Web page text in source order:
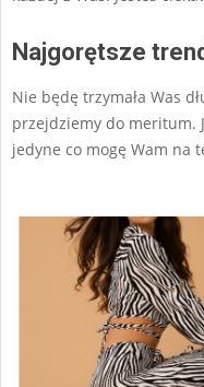
Najgorętsze
Nie będę trzymała Was
przejdziemy do meritum.
jedyne co mogę Wam na